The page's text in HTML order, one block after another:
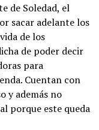
de Soledad, el
sacar adelante los
de los
de poder decir
para
Cuentan con
y además no
porque este queda